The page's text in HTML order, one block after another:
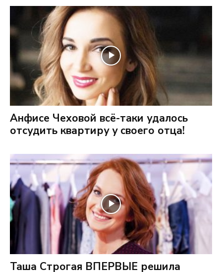
Анфисе Чеховой всё-таки удалось
отсудить квартиру у своего отца!
Таша Строгая ВПЕРВЫЕ решила